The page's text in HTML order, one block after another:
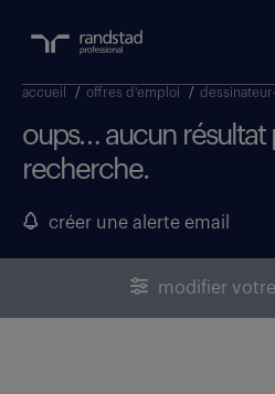
accueil / offres d'emploi /
oups… aucun résultat
recherche.
créer une alerte email
modifier